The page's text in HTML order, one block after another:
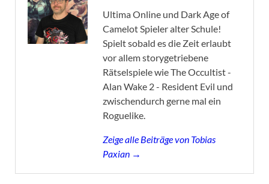
Ultima Online und Dark Age of
Camelot Spieler alter Schule!
Spielt sobald es die Zeit erlaubt
vor allem storygetriebene
Rätselspiele wie The Occultist -
Alan Wake 2 - Resident Evil und
zwischendurch gerne mal ein
Roguelike.
Zeige alle Beiträge von Tobias
Paxian →